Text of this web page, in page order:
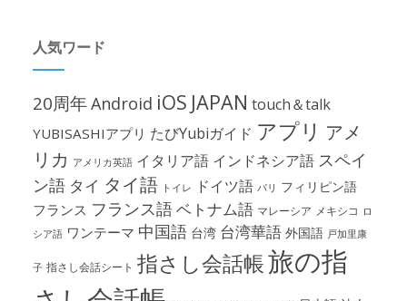
人気ワード
20周年Android iOS JAPAN touch＆talk
YUBISASHIアプリ たびYubiガイド アプリ アメ
リカ アメリカ英語 イタリア語 インドネシア語 スペイ
ン語 タイ タイ語 トイレ ドイツ語 パリ フィリピン語
フランス フランス語ベトナム語 マレーシア メキシコ ロ
シア語 ワンテーマ 中国語 台湾 台湾華語 外国語 戸加里康
子 指さし会話シート 指さし会話帳旅の指